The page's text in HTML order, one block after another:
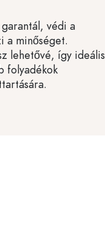
védi a
a minőséget.
lehetővé, így ideális
folyadékok